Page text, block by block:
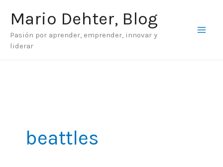
contenido
Mario Dehter, Blog
Pasión por aprender, emprender, innovar y
liderar
beattles